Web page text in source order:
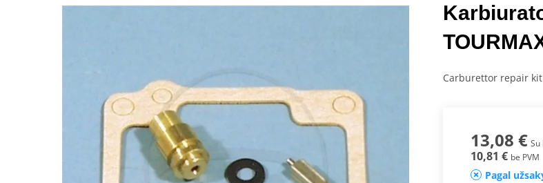
Carburettor repair
13,08 € Su
10,81 € be PVM
Pagal